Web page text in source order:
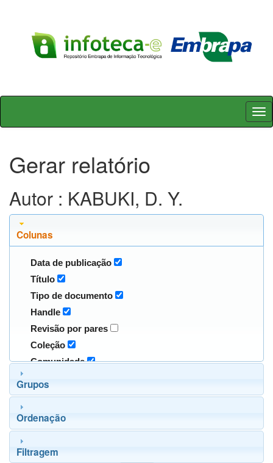
Skip
Gerar relatório
Autor : KABUKI, D. Y.
Colunas
Data de publicação
Título
Tipo de documento
Handle
Revisão por pares
Coleção
Comunidade
Grupos
Ordenação
Filtragem